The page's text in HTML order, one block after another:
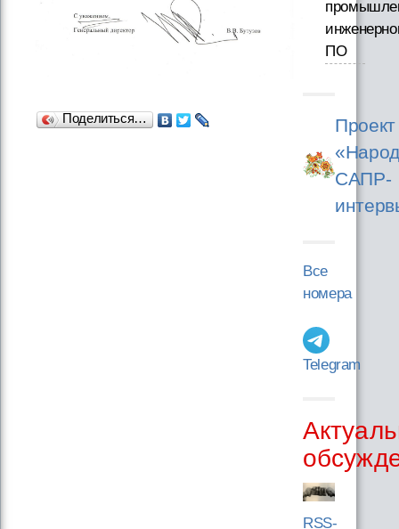
Поделиться…
ПО
Проект
САПР-
Все
номера
Telegram
RSS-